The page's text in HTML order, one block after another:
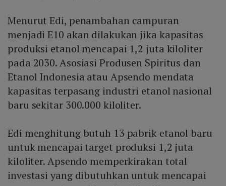
Menurut Edi, penambahan campuran
menjadi E10 akan dilakukan jika kapasitas
produksi etanol mencapai 1,2 juta kiloliter
pada 2030. Asosiasi Produsen Spiritus dan
Etanol Indonesia atau Apsendo mendata
kapasitas terpasang industri etanol nasional
baru sekitar 300.000 kiloliter.
Edi menghitung butuh 13 pabrik etanol baru
untuk mencapai target produksi 1,2 juta
kiloliter. Apsendo memperkirakan total
investasi yang dibutuhkan untuk mencapai